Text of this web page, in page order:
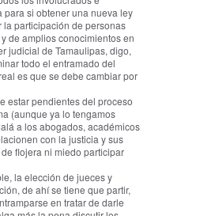
para si obtener una nueva ley
la participación de personas
de amplios conocimientos en
judicial de Tamaulipas, digo,
todo el entramado del
es que se debe cambiar por
estar pendientes del proceso
(aunque ya lo tengamos
a los abogados, académicos
con la justicia y sus
flojera ni miedo participar
la elección de jueces y
de ahí se tiene que partir,
en tratar de darle